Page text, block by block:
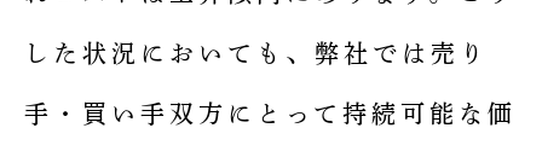
した状況においても、弊社では売り
手・買い手双方にとって持続可能な価